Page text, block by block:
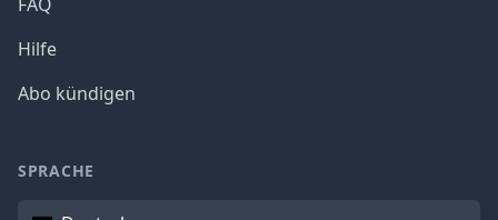
Hilfe
Abo kündigen
SPRACHE
Sprache